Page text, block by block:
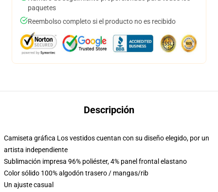
paquetes
Reembolso completo si el producto no es recibido
Descripción
Camiseta gráfica Los vestidos cuentan con su diseño elegido, por un
artista independiente
Sublimación impresa 96% poliéster, 4% panel frontal elastano
Color sólido 100% algodón trasero / mangas/rib
Un ajuste casual